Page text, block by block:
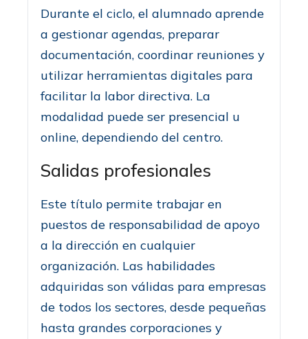
Durante el ciclo, el alumnado aprende
a gestionar agendas, preparar
documentación, coordinar reuniones y
utilizar herramientas digitales para
facilitar la labor directiva. La
modalidad puede ser presencial u
online, dependiendo del centro.
Salidas profesionales
Este título permite trabajar en
puestos de responsabilidad de apoyo
a la dirección en cualquier
organización. Las habilidades
adquiridas son válidas para empresas
de todos los sectores, desde pequeñas
hasta grandes corporaciones y